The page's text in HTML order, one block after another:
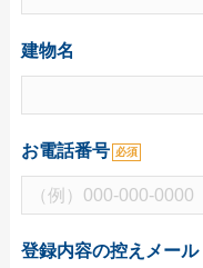
お名前シール製作所
建物名
お電話番号 必須
登録内容の控えメール